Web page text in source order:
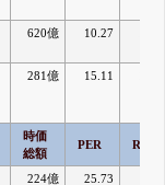
620億 10.27
281億 15.11
時価
総額
PER ROE
224億 25.73